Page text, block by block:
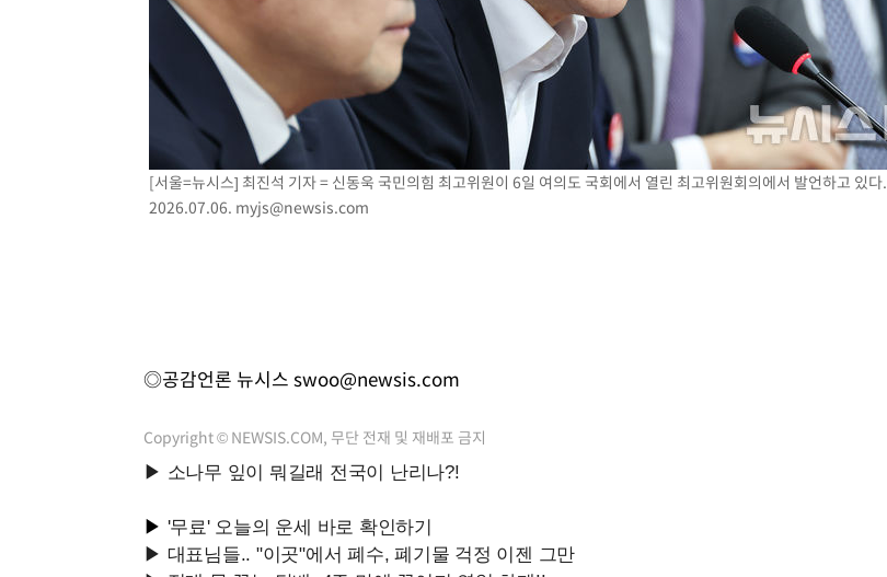
[서울=뉴시스] 최진석 기자 = 신동욱 국민의힘 최고위원이 6일 여의도 국회에서 열린 최고위원회의에서 발언하고 있다.
2026.07.06. myjs@newsis.com
◎공감언론 뉴시스 swoo@newsis.com
Copyright © NEWSIS.COM, 무단 전재 및 재배포 금지